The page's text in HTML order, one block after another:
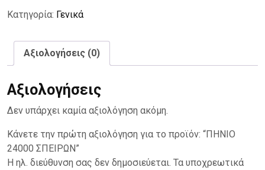
ποσότητα
Κατηγορία: Γενικά
Αξιολογήσεις (0)
Αξιολογήσεις
Δεν υπάρχει καμία αξιολόγηση ακόμη.
Κάνετε την πρώτη αξιολόγηση για το προϊόν: “ΠΗΝΙΟ
24000 ΣΠΕΙΡΩΝ”
Η ηλ. διεύθυνση σας δεν δημοσιεύεται. Τα υποχρεωτικά